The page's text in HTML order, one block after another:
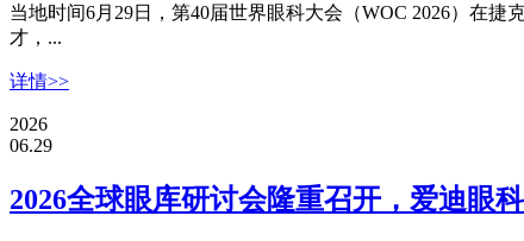
当地时间6月29日，第40届世界眼科大会（WOC 2026）在
才，...
详情>>
2026
06.29
2026全球眼库研讨会隆重召开，爱迪眼